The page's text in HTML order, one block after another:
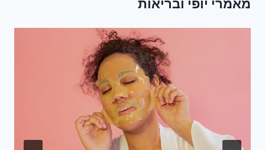
מאמרי יופי ובריאות